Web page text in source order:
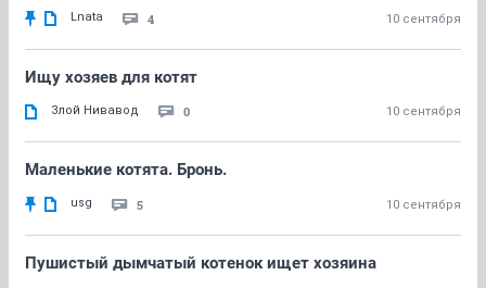
Lnata 4 10 сентября
Ищу хозяев для котят
Злой Нивавод 0 10 сентября
Маленькие котята. Бронь.
usg 5 10 сентября
Пушистый дымчатый котенок ищет хозяина